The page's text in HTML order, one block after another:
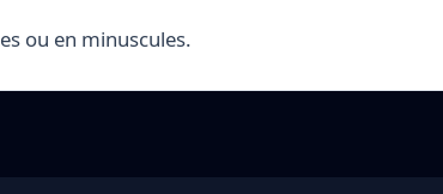
ou en minuscules.